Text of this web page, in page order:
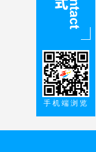
手机端浏览